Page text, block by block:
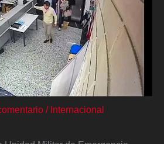
/ Internacional